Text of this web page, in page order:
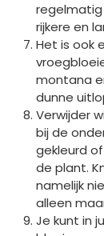
rijkere en
Het is ook
montana
dunne
Verwijder
bij de
gekleurd
de plant.
namelijk
alleen
Je kunt in